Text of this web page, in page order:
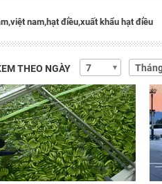
việt nam,hạt điều,xuất khẩu hạt điều
THEO NGÀY